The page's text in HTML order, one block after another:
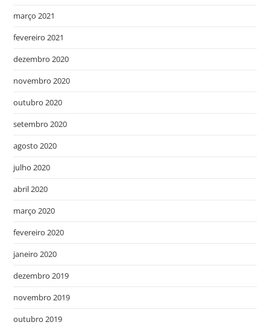
março 2021
fevereiro 2021
dezembro 2020
novembro 2020
outubro 2020
setembro 2020
agosto 2020
julho 2020
abril 2020
março 2020
fevereiro 2020
janeiro 2020
dezembro 2019
novembro 2019
outubro 2019